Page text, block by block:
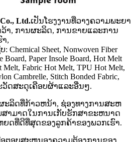
Ltd.ເປັນໂຮງງານທີ່ວາງຄວາມພະຍາ
າ, ການຜະລິດ, ການຂາຍແລະການ
,
Sheet, Nonwoven Fiber
Board, Paper Insole Board, Hot Melt
Melt, Fabric Hot Melt, TPU Hot Melt,
Cambrelle, Stitch Bonded Fabric,
ະວັດສະດຸເຄືອບຜ້າແລະອື່ນໆ.
ະລິດທີ່ກ້າວຫນ້າ, ຊ່ອງທາງການສະຫ
ສາມາດໃນການເກັບຮັກສາຂະຫນາດ
ດທີ່ດີທີ່ສຸດຂອງລູກຄ້າຂອງພວກເຮົາ.